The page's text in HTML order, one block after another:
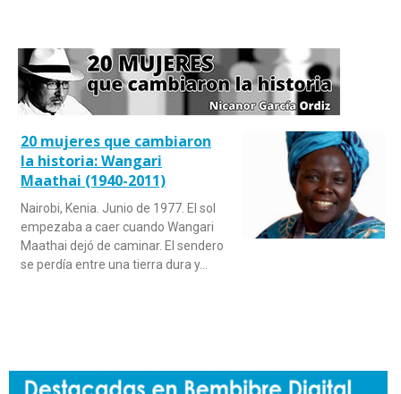
20 mujeres que cambiaron
la historia: Wangari
Maathai (1940-2011)
Nairobi, Kenia. Junio de 1977. El sol
empezaba a caer cuando Wangari
Maathai dejó de caminar. El sendero
se perdía entre una tierra dura y…